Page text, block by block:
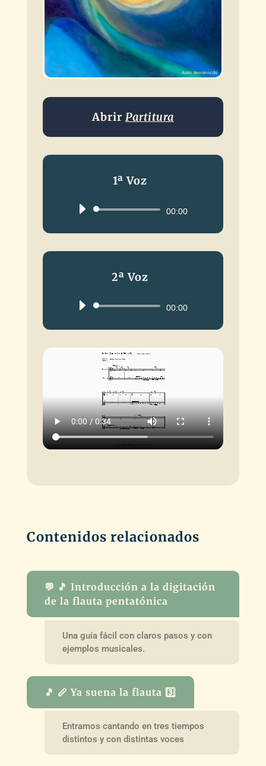
Abrir Partitura
1ª Voz
Reproductor00:00
2ª Voz
Reproductor00:00
Contenidos relacionados
💬 🎵 Introducción a la digitación
de la flauta pentatónica
Una guía fácil con claros pasos y con
ejemplos musicales.
🎵 🪈 Ya suena la flauta 3️⃣
Entramos cantando en tres tiempos
distintos y con distintas voces